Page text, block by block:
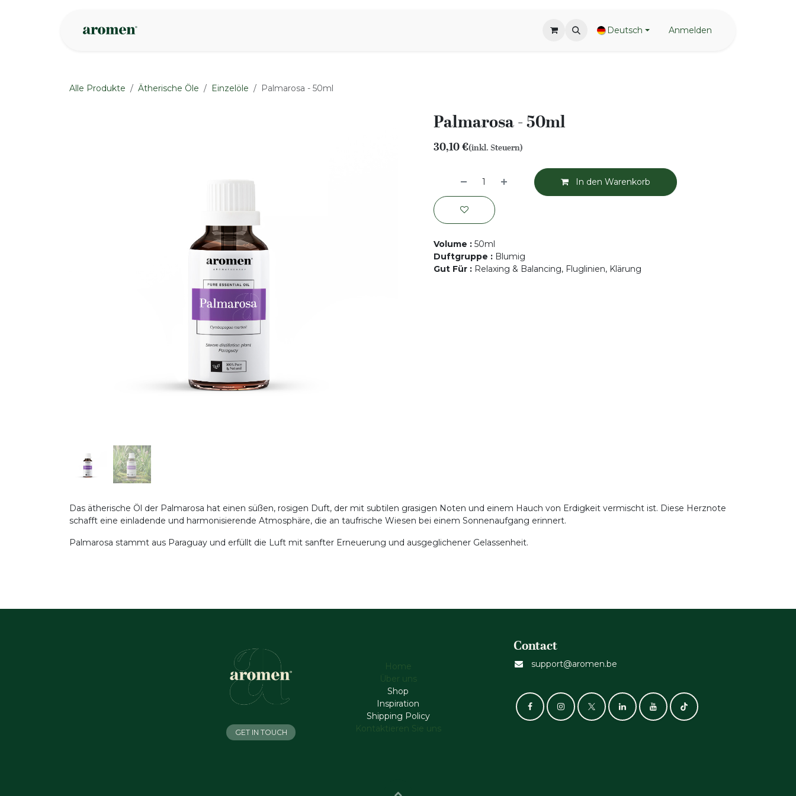
Deutsch Anmelden
Alle Produkte Ätherische Öle Einzelöle Palmarosa - 50ml
Palmarosa - 50ml
30,10€(inkl. Steuern)
In den Warenkorb
Volume : 50ml
Duftgruppe : Blumig
Gut Für : Relaxing & Balancing, Fluglinien, Klärung
Das ätherische Öl der Palmarosa hat einen süßen, rosigen Duft, der mit subtilen grasigen Noten und einem Hauch von Erdigkeit vermischt ist. Diese Herznote
schafft eine einladende und harmonisierende Atmosphäre, die an taufrische Wiesen bei einem Sonnenaufgang erinnert.
Palmarosa stammt aus Paraguay und erfüllt die Luft mit sanfter Erneuerung und ausgeglichener Gelassenheit.
Home
Über uns
Shop
Inspiration
Shipping Policy
Kontaktieren Sie uns
Contact
support@aromen.be
GET IN TOUCH